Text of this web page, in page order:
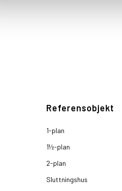
Referensobjekt
1-plan
1½-plan
2-plan
Sluttningshus